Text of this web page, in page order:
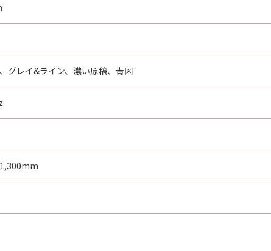
グレイ&ライン、濃い原稿、青図